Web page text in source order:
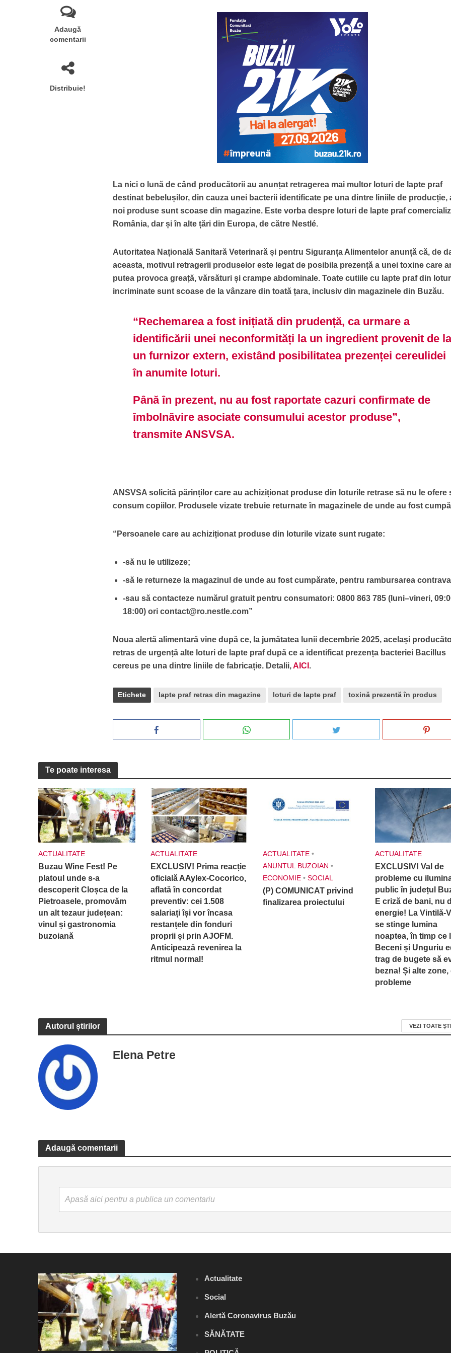
Adaugă
comentarii
Distribuie!
La nici o lună de când producătorii au anunțat retragerea mai multor loturi de lapte praf
destinat bebelușilor, din cauza unei bacterii identificate pe una dintre liniile de producție,
noi produse sunt scoase din magazine. Este vorba despre loturi de lapte praf
România, dar și în alte țări din Europa, de către Nestlé.
Autoritatea Națională Sanitară Veterinară și pentru Siguranța Alimentelor anunță că, de
aceasta, motivul retragerii produselor este legat de posibila prezență a unei toxine care
putea provoca greață, vărsături și crampe abdominale. Toate cutiile cu lapte praf din
incriminate sunt scoase de la vânzare din toată țara, inclusiv din magazinele din Buzău.
“Rechemarea a fost inițiată din prudență, ca urmare a
identificării unei neconformități la un ingredient provenit de
un furnizor extern, existând posibilitatea prezenței cereulidei
în anumite loturi.
Până în prezent, nu au fost raportate cazuri confirmate de
îmbolnăvire asociate consumului acestor produse”,
transmite ANSVSA.
ANSVSA solicită părinților care au achiziționat produse din loturile retrase să nu le ofere
consum copiilor. Produsele vizate trebuie returnate în magazinele de unde au fost
“Persoanele care au achiziționat produse din loturile vizate sunt rugate:
-să nu le utilizeze;
-să le returneze la magazinul de unde au fost cumpărate, pentru rambursarea
-sau să contacteze numărul gratuit pentru consumatori: 0800 863 785 (luni–vineri,
18:00) ori contact@ro.nestle.com”
Noua alertă alimentară vine după ce, la jumătatea lunii decembrie 2025, același
retras de urgență alte loturi de lapte praf după ce a identificat prezența bacteriei Bacillus
cereus pe una dintre liniile de fabricație. Detalii,AICI .
Etichete lapte praf retras din magazine loturi de lapte praf toxină prezentă în produs
Te poate interesa
ACTUALITATE
Buzau Wine Fest! Pe
platoul unde s-a
descoperit Cloșca de la
Pietroasele, promovăm
un alt tezaur județean:
vinul și gastronomia
buzoiană
ACTUALITATE
EXCLUSIV! Prima reacție
oficială AAylex-Cocorico,
aflată în concordat
preventiv: cei 1.508
salariați își vor încasa
restanțele din fonduri
proprii și prin AJOFM.
Anticipează revenirea la
ritmul normal!
ACTUALITATE •
ANUNTUL BUZOIAN •
ECONOMIE • SOCIAL
(P) COMUNICAT privind
finalizarea proiectului
ACTUALITATE
EXCLUSIV! Val de
probleme cu
public în județul
E criză de bani, nu
energie! La Vintilă-
se stinge lumina
noaptea, în timp ce
Beceni și Unguriu
trag de bugete să
bezna! Și alte zone,
probleme
Autorul știrilor VEZI TOATE
Elena Petre
Adaugă comentarii
Apasă aici pentru a publica un comentariu
Actualitate
Social
Alertă Coronavirus Buzău
SĂNĂTATE